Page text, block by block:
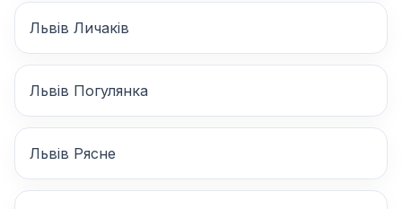
Львів Личаків
Львів Погулянка
Львів Рясне